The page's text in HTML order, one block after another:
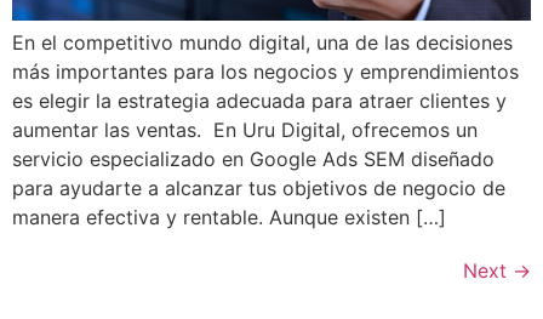
En el competitivo mundo digital, una de las decisiones
más importantes para los negocios y emprendimientos
es elegir la estrategia adecuada para atraer clientes y
aumentar las ventas. En Uru Digital, ofrecemos un
servicio especializado en Google Ads SEM diseñado
para ayudarte a alcanzar tus objetivos de negocio de
manera efectiva y rentable. Aunque existen […]
Next →